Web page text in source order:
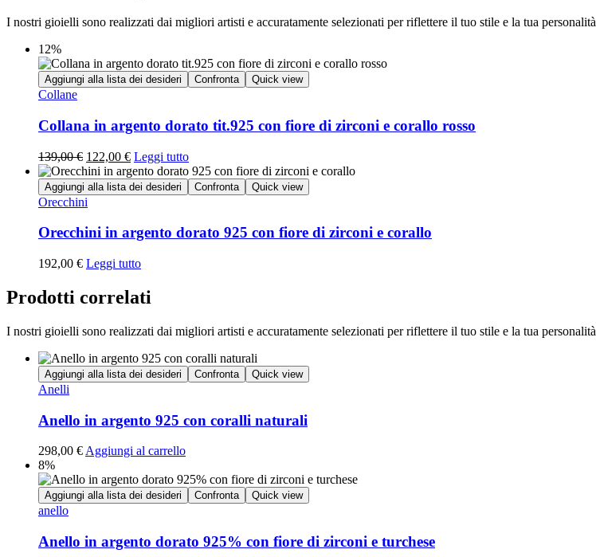
I nostri gioielli sono realizzati dai migliori artisti e accuratamente selezionati per riflettere il tuo stile e la tua personalità
12%
Aggiungi alla lista dei desideri Confronta Quick view
Collane
Collana in argento dorato tit.925 con fiore di zirconi e corallo rosso
139,00€ 122,00 € Leggi tutto
Aggiungi alla lista dei desideri Confronta Quick view
Orecchini
Orecchini in argento dorato 925 con fiore di zirconi e corallo
192,00 € Leggi tutto
Prodotti correlati
I nostri gioielli sono realizzati dai migliori artisti e accuratamente selezionati per riflettere il tuo stile e la tua personalità
Aggiungi alla lista dei desideri Confronta Quick view
Anelli
Anello in argento 925 con coralli naturali
298,00 € Aggiungi al carrello
8%
Aggiungi alla lista dei desideri Confronta Quick view
anello
Anello in argento dorato 925% con fiore di zirconi e turchese